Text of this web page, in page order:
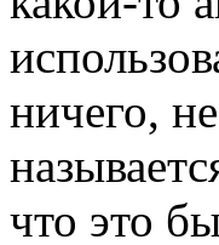
ничего,
что это